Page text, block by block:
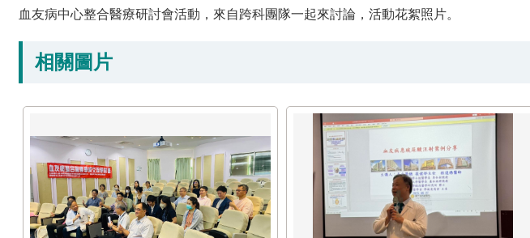
血友病中心整合醫療研討會活動，來自跨科團隊一起來討論，活動花絮照片。
相關圖片